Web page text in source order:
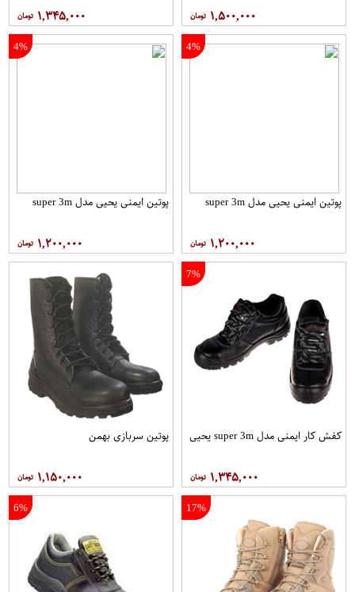
۱,۵۰۰,۰۰۰ ۱,۳۴۵,۰۰۰
4%
پوتین ایمنی یحیی مدل super 3m
۱,۲۰۰,۰۰۰
4%
پوتین ایمنی یحیی مدل super 3m
۱,۲۰۰,۰۰۰
7%
کفش کار ایمنی مدل super 3m یحیی
۱,۳۴۵,۰۰۰
پوتین سربازی بهمن
۱,۱۵۰,۰۰۰
17%
6%